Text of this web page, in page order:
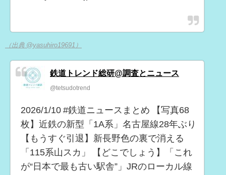
（出典 @yasuhiro19691）
鉄道トレンド総研@調査とニュース
@tetsudotrend
2026/1/10 #鉄道ニュースまとめ 【写真68
枚】近鉄の新型「1A系」名古屋線28年ぶり
【もうすぐ引退】新長野色の裏で消える
「115系山スカ」 【どこでしょう】「これ
が“日本で最も古い駅舎”」JRのローカル線